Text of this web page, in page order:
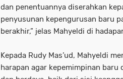
dan penentuannya diserahkan
penyusunan kepengurusan baru
berakhir,” jelas Mahyeldi di
Kepada Rudy Mas’ud, Mahyeldi
harapan agar kepemimpinan baru